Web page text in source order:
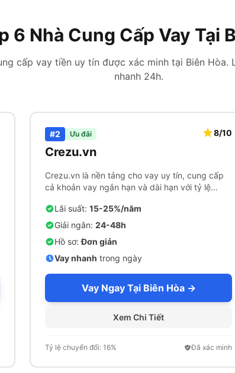
6 Nhà Cung Cấp Vay Tại
cấp vay tiền uy tín được xác minh tại Biên Hòa.
nhanh 24h.
#2 Ưu đãi
Crezu.vn
8/10
Crezu.vn là nền tảng cho vay uy tín, cung cấp
cả khoản vay ngắn hạn và dài hạn với tỷ lệ
Lãi suất: 15-25%/năm
Giải ngân: 24-48h
Hồ sơ:Đơn giản
Vay nhanh trong ngày
Vay Ngay Tại Biên Hòa →
Xem Chi Tiết
Tỷ lệ chuyển đổi: 16% Đã xác minh